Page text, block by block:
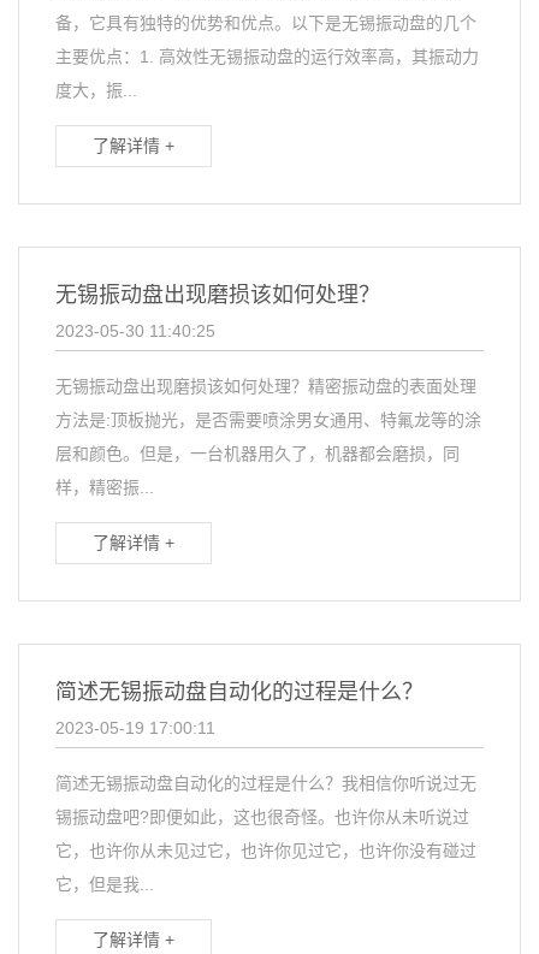
备，它具有独特的优势和优点。以下是无锡振动盘的几个
主要优点：1. 高效性无锡振动盘的运行效率高，其振动力
度大，振...
了解详情 +
无锡振动盘出现磨损该如何处理？
2023-05-30 11:40:25
无锡振动盘出现磨损该如何处理？精密振动盘的表面处理
方法是:顶板抛光，是否需要喷涂男女通用、特氟龙等的涂
层和颜色。但是，一台机器用久了，机器都会磨损，同
样，精密振...
了解详情 +
简述无锡振动盘自动化的过程是什么？
2023-05-19 17:00:11
简述无锡振动盘自动化的过程是什么？我相信你听说过无
锡振动盘吧?即便如此，这也很奇怪。也许你从未听说过
它，也许你从未见过它，也许你见过它，也许你没有碰过
它，但是我...
了解详情 +